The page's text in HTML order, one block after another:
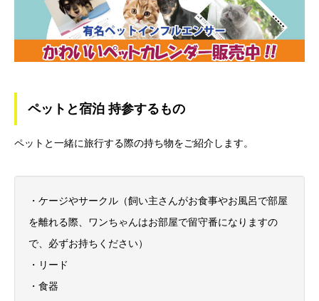
ペットと宿泊 持参するもの
ペットと一緒に旅行する際の持ち物をご紹介します。
・ケージやサークル（飼い主さんがお食事やお風呂で部屋
を離れる際、ワンちゃんはお部屋で留守番になりますの
で、必ずお持ちください）
・リード
・食器